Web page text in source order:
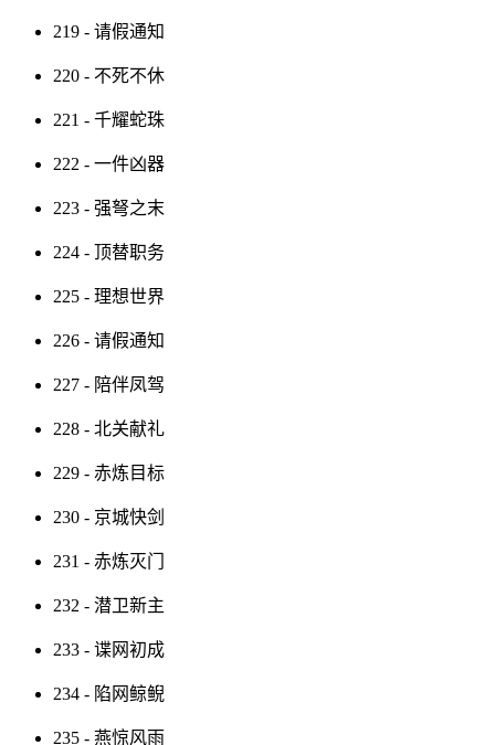
219 - 请假通知
220 - 不死不休
221 - 千耀蛇珠
222 - 一件凶器
223 - 强弩之末
224 - 顶替职务
225 - 理想世界
226 - 请假通知
227 - 陪伴凤驾
228 - 北关献礼
229 - 赤炼目标
230 - 京城快剑
231 - 赤炼灭门
232 - 潜卫新主
233 - 谍网初成
234 - 陷网鲸鲵
235 - 燕惊风雨